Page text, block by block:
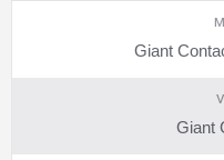
Giant
Giant